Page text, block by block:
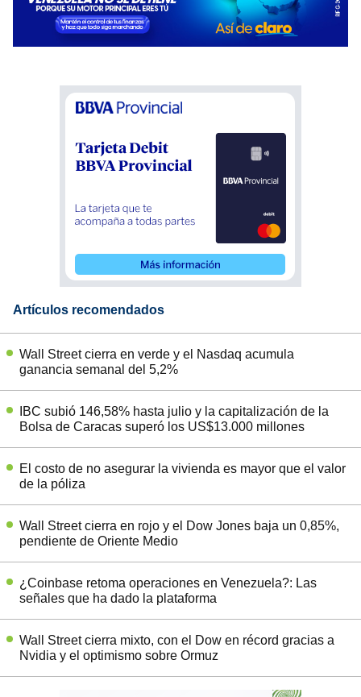
Artículos recomendados
Wall Street cierra en verde y el Nasdaq acumula
ganancia semanal del 5,2%
IBC subió 146,58% hasta julio y la capitalización de la
Bolsa de Caracas superó los US$13.000 millones
El costo de no asegurar la vivienda es mayor que el valor
de la póliza
Wall Street cierra en rojo y el Dow Jones baja un 0,85%,
pendiente de Oriente Medio
¿Coinbase retoma operaciones en Venezuela?: Las
señales que ha dado la plataforma
Wall Street cierra mixto, con el Dow en récord gracias a
Nvidia y el optimismo sobre Ormuz